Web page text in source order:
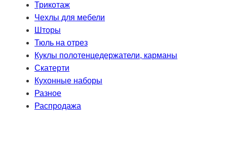
Трикотаж
Чехлы для мебели
Шторы
Тюль на отрез
Куклы полотенцедержатели, карманы
Скатерти
Кухонные наборы
Разное
Распродажа